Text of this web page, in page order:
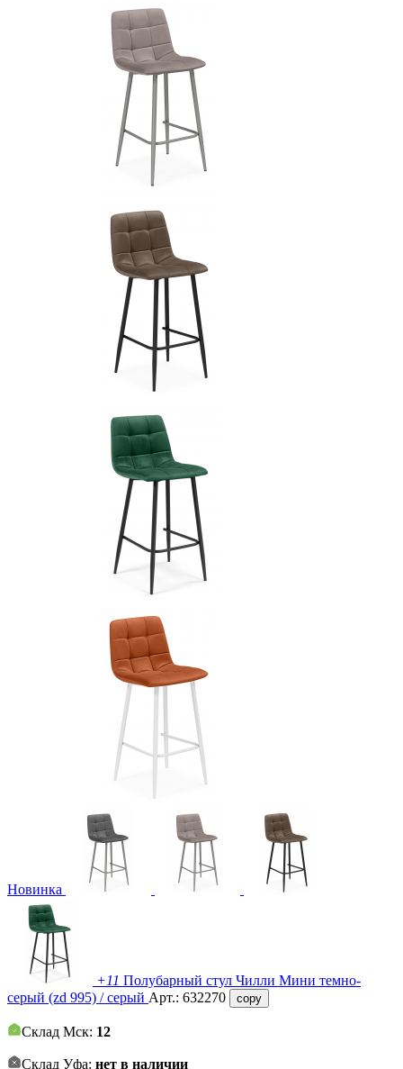
Новинка
+11 Полубарный стул Чилли Мини темно-
серый (zd 995) / серый Арт.: 632270 copy
Склад Мск: 12
Склад Уфа: нет в наличии